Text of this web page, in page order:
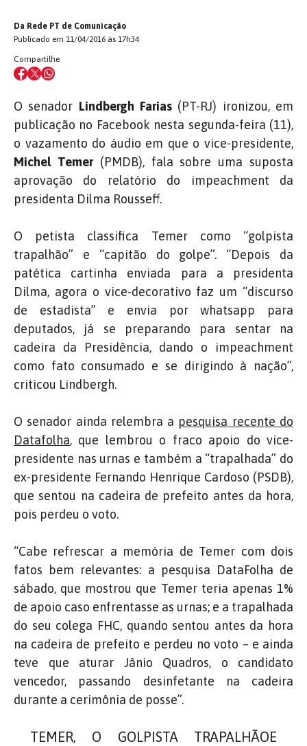
Da Rede PT de Comunicação
Publicado em 11/04/2016 às 17h34
Compartilhe
O senador Lindbergh Farias (PT-RJ) ironizou, em
publicação no Facebook nesta segunda-feira (11),
o vazamento do áudio em que o vice-presidente,
Michel Temer(PMDB), fala sobre uma suposta
aprovação do relatório do impeachment da
presidenta Dilma Rousseff.
O petista classifica Temer como “golpista
trapalhão” e “capitão do golpe”. “Depois da
patética cartinha enviada para a presidenta
Dilma, agora o vice-decorativo faz um “discurso
de estadista” e envia por whatsapp para
deputados, já se preparando para sentar na
cadeira da Presidência, dando o impeachment
como fato consumado e se dirigindo à nação”,
criticou Lindbergh.
O senador ainda relembra a pesquisa recente do
Datafolha, que lembrou o fraco apoio do vice-
presidente nas urnas e também a “trapalhada” do
ex-presidente Fernando Henrique Cardoso (PSDB),
que sentou na cadeira de prefeito antes da hora,
pois perdeu o voto.
“Cabe refrescar a memória de Temer com dois
fatos bem relevantes: a pesquisa DataFolha de
sábado, que mostrou que Temer teria apenas 1%
de apoio caso enfrentasse as urnas; e a trapalhada
do seu colega FHC, quando sentou antes da hora
na cadeira de prefeito e perdeu no voto – e ainda
teve que aturar Jânio Quadros, o candidato
vencedor, passando desinfetante na cadeira
durante a cerimônia de posse”.
TEMER, O GOLPISTA TRAPALHÃOE